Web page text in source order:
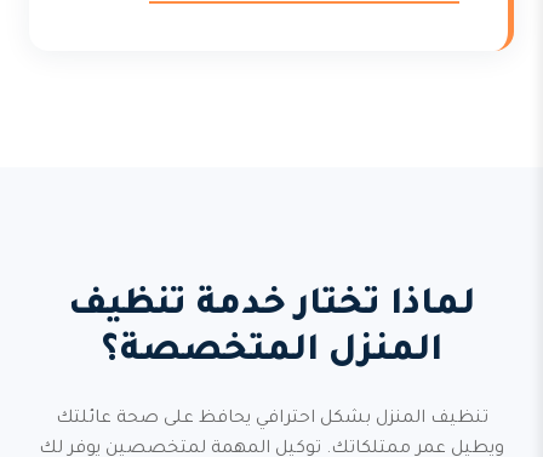
لماذا تختار خدمة تنظيف
المنزل المتخصصة؟
تنظيف المنزل بشكل احترافي يحافظ على صحة عائلتك
ويطيل عمر ممتلكاتك. توكيل المهمة لمتخصصين يوفر لك